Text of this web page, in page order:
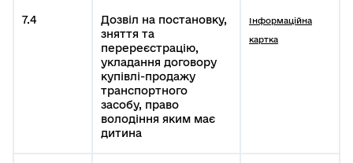
7.4
Дозвіл на постановку,
зняття та
перереєстрацію,
укладання договору
купівлі-продажу
транспортного
засобу, право
володіння яким має
дитина
Інформаційна
картка